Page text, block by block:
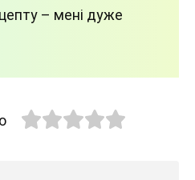
– мені дуже